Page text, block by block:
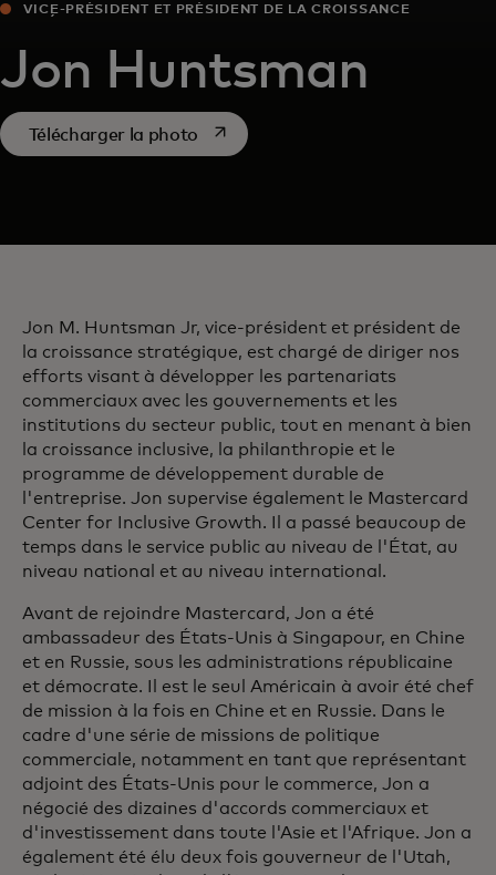
VICE-PRÉSIDENT ET PRÉSIDENT DE LA CROISSANCE
Jon Huntsman
Télécharger la photo s’ouvre dans un nouvel onglet
Jon M. Huntsman Jr, vice-président et président de
la croissance stratégique, est chargé de diriger nos
efforts visant à développer les partenariats
commerciaux avec les gouvernements et les
institutions du secteur public, tout en menant à bien
la croissance inclusive, la philanthropie et le
programme de développement durable de
l'entreprise. Jon supervise également le Mastercard
Center for Inclusive Growth. Il a passé beaucoup de
temps dans le service public au niveau de l'État, au
niveau national et au niveau international.
Avant de rejoindre Mastercard, Jon a été
ambassadeur des États-Unis à Singapour, en Chine
et en Russie, sous les administrations républicaine
et démocrate. Il est le seul Américain à avoir été chef
de mission à la fois en Chine et en Russie. Dans le
cadre d'une série de missions de politique
commerciale, notamment en tant que représentant
adjoint des États-Unis pour le commerce, Jon a
négocié des dizaines d'accords commerciaux et
d'investissement dans toute l'Asie et l'Afrique. Jon a
également été élu deux fois gouverneur de l'Utah,